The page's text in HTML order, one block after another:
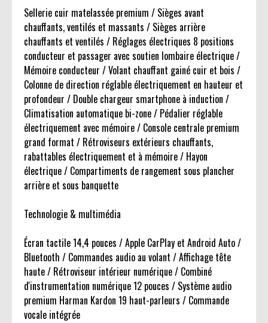
Sellerie cuir matelassée premium / Sièges avant
chauffants, ventilés et massants / Sièges arrière
chauffants et ventilés / Réglages électriques 8 positions
conducteur et passager avec soutien lombaire électrique /
Mémoire conducteur / Volant chauffant gainé cuir et bois /
Colonne de direction réglable électriquement en hauteur et
profondeur / Double chargeur smartphone à induction /
Climatisation automatique bi-zone / Pédalier réglable
électriquement avec mémoire / Console centrale premium
grand format / Rétroviseurs extérieurs chauffants,
rabattables électriquement et à mémoire / Hayon
électrique / Compartiments de rangement sous plancher
arrière et sous banquette
Technologie & multimédia
Écran tactile 14,4 pouces / Apple CarPlay et Android Auto /
Bluetooth / Commandes audio au volant / Affichage tête
haute / Rétroviseur intérieur numérique / Combiné
d'instrumentation numérique 12 pouces / Système audio
premium Harman Kardon 19 haut-parleurs / Commande
vocale intégrée